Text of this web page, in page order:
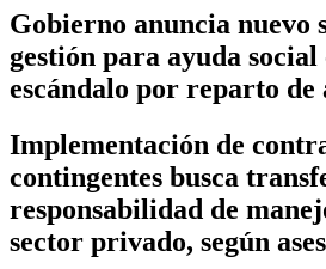
Gobierno anuncia nuevo
gestión para ayuda social
escándalo por reparto de
Implementación de
contingentes busca
responsabilidad de
sector privado, según